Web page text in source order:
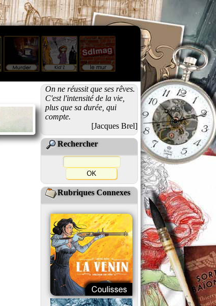
On ne réussit que ses rêves.
C'est l'intensité de la vie,
plus que sa durée, qui
compte.
[Jacques Brel]
Rechercher
Rubriques Connexes